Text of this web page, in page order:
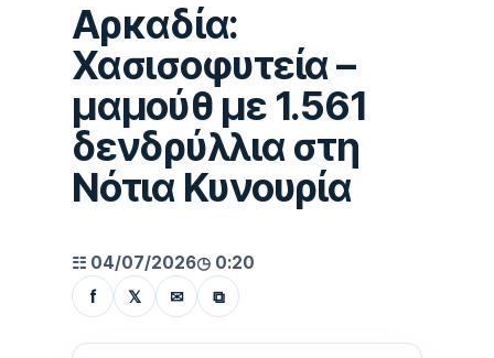
Αρκαδία:
Χασισοφυτεία –
μαμούθ με 1.561
δενδρύλλια στη
Νότια Κυνουρία
☷ 04/07/2026◷ 0:20
f
𝕏 ✉ ⧉